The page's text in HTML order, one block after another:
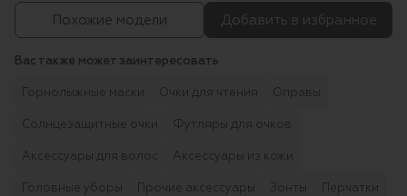
Похожие модели Добавить в избранное
Вас также может заинтересовать
Горнолыжные маски Очки для чтения Оправы
Солнцезащитные очки Футляры для очков
Аксессуары для волос Аксессуары из кожи
Головные уборы Прочие аксессуары Зонты Перчатки